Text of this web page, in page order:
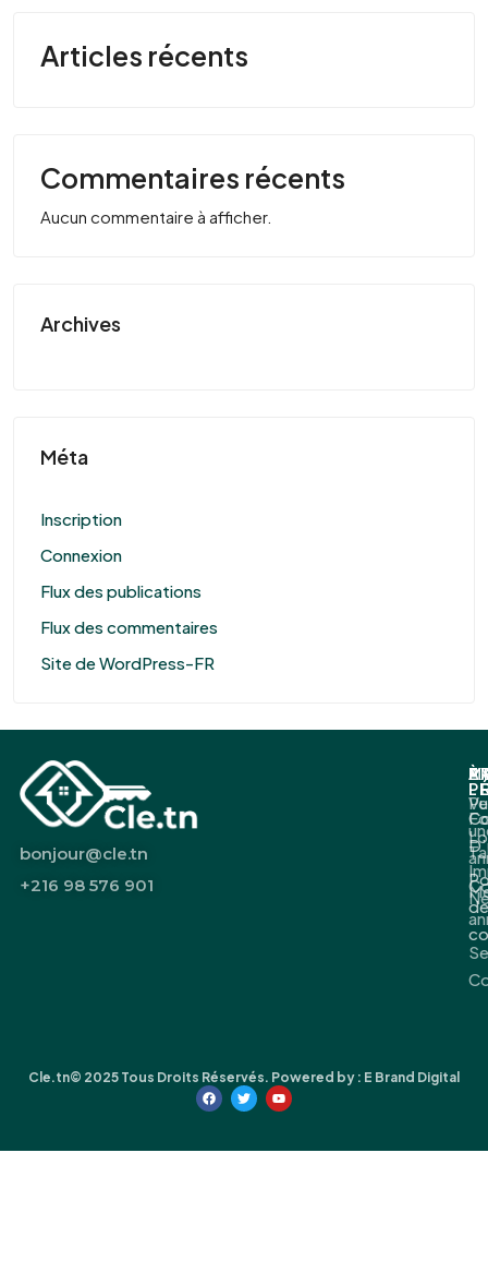
Articles récents
Commentaires récents
Aucun commentaire à afficher.
Archives
Méta
Inscription
Connexion
Flux des publications
Flux des commentaires
Site de WordPress-FR
bonjour@cle.tn
+216 98 576 901
À
Cle.tn© 2025 Tous Droits Réservés. Powered by : E Brand Digital